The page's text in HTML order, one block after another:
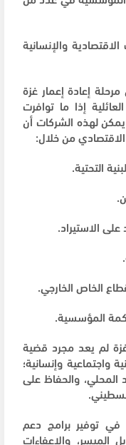
والإنسانية
إعادة إعمار غزة
إذا ما توافرت
يمكن لهذه الشركات أن
من خلال:
التحتية.
على الاستيراد.
الخاص الخارجي.
المؤسسية.
لم يعد مجرد قضية
وإنسانية؛
المحلي، والحفاظ على
في توفير برامج دعم
الميسر، والإعفاءات